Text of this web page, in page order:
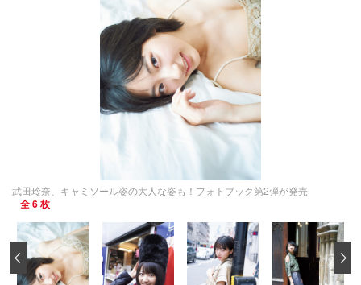
武田玲奈、キャミソール姿の大人な姿も！フォトブック第2弾が発売
全 6 枚
‹